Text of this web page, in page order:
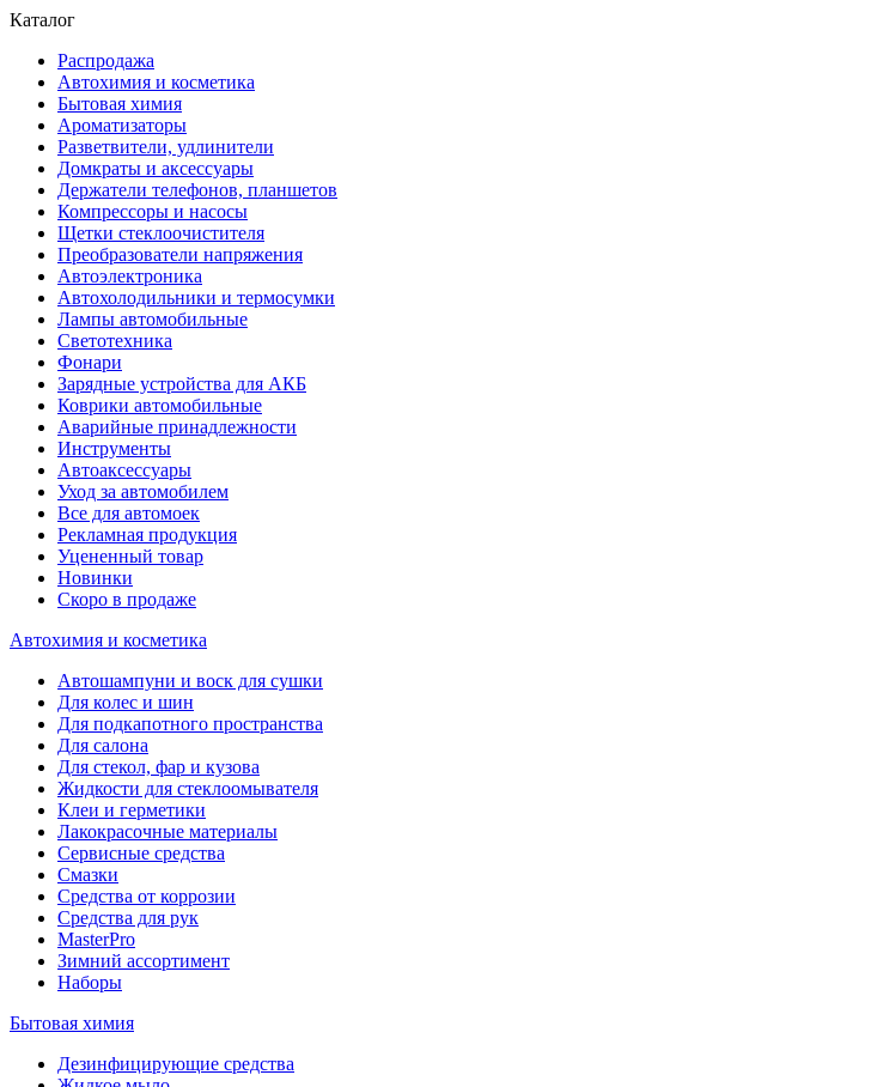
Каталог
Распродажа
Автохимия и косметика
Бытовая химия
Ароматизаторы
Разветвители, удлинители
Домкраты и аксессуары
Держатели телефонов, планшетов
Компрессоры и насосы
Щетки стеклоочистителя
Преобразователи напряжения
Автоэлектроника
Автохолодильники и термосумки
Лампы автомобильные
Светотехника
Фонари
Зарядные устройства для АКБ
Коврики автомобильные
Аварийные принадлежности
Инструменты
Автоаксессуары
Уход за автомобилем
Все для автомоек
Рекламная продукция
Уцененный товар
Новинки
Скоро в продаже
Автохимия и косметика
Автошампуни и воск для сушки
Для колес и шин
Для подкапотного пространства
Для салона
Для стекол, фар и кузова
Жидкости для стеклоомывателя
Клеи и герметики
Лакокрасочные материалы
Сервисные средства
Смазки
Средства от коррозии
Средства для рук
MasterPro
Зимний ассортимент
Наборы
Бытовая химия
Дезинфицирующие средства